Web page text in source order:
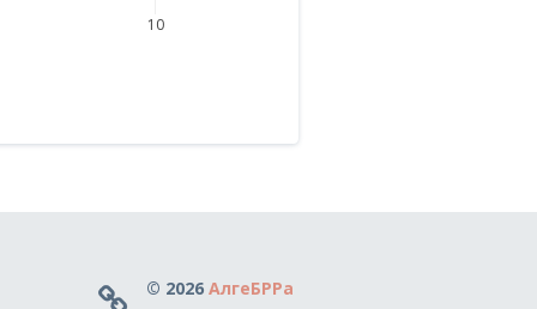
10
© 2026 АлгеБРРа